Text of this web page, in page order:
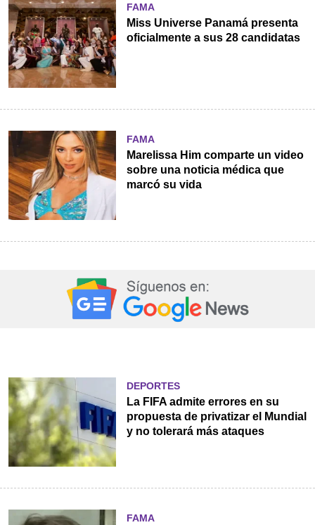
FAMA
Miss Universe Panamá presenta
oficialmente a sus 28 candidatas
FAMA
Marelissa Him comparte un video
sobre una noticia médica que
marcó su vida
DEPORTES
La FIFA admite errores en su
propuesta de privatizar el Mundial
y no tolerará más ataques
FAMA